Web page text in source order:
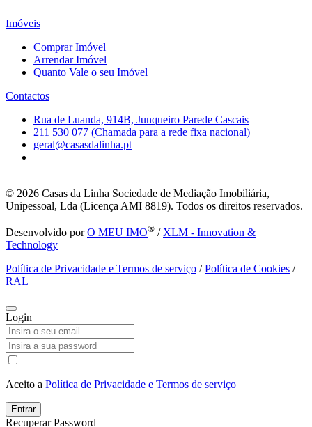
Imóveis
Comprar Imóvel
Arrendar Imóvel
Quanto Vale o seu Imóvel
Contactos
Rua de Luanda, 914B, Junqueiro Parede Cascais
211 530 077 (Chamada para a rede fixa nacional)
geral@casasdalinha.pt
© 2026 Casas da Linha Sociedade de Mediação Imobiliária,
Unipessoal, Lda (Licença AMI 8819). Todos os direitos reservados.
Desenvolvido porO MEU IMO® / XLM - Innovation &
Technology
Política de Privacidade e Termos de serviço /Política de Cookies /
RAL
Login
Aceito a Política de Privacidade e Termos de serviço
Entrar
Recuperar Password